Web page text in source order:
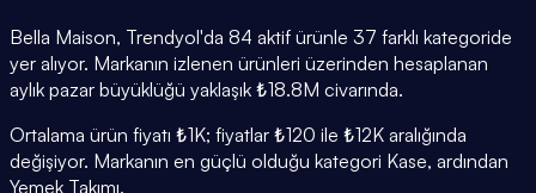
Bella Maison, Trendyol'da 84 aktif ürünle 37 farklı kategoride
yer alıyor. Markanın izlenen ürünleri üzerinden hesaplanan
aylık pazar büyüklüğü yaklaşık ₺18.8M civarında.
Ortalama ürün fiyatı ₺1K; fiyatlar ₺120 ile ₺12K aralığında
değişiyor. Markanın en güçlü olduğu kategori Kase, ardından
Yemek Takımı.